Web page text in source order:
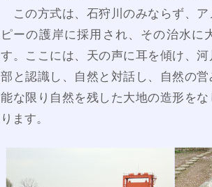
この方式は、石狩川のみならず、ア
ピーの護岸に採用され、その治水に
す。ここには、天の声に耳を傾け、
部と認識し、自然と対話し、自然の
能な限り自然を残した大地の造形を
ります。